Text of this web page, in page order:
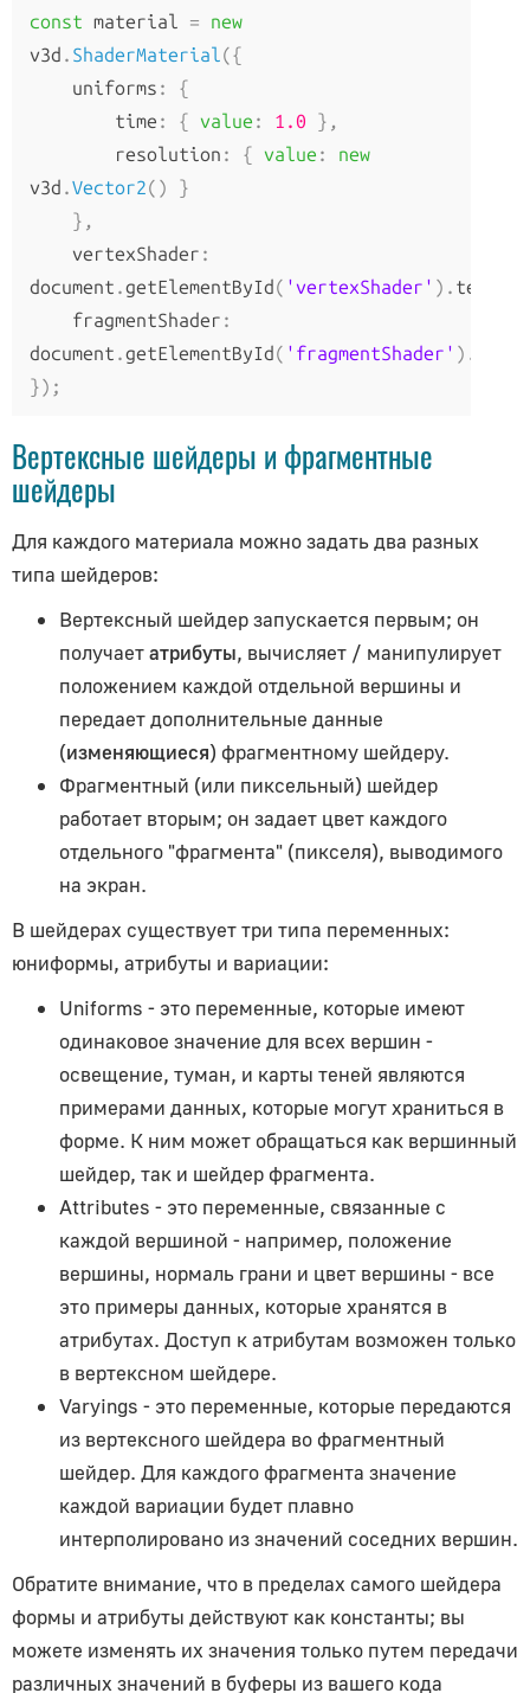
IcosahedronGeometry
LatheGeometry
PlaneGeometry
PolyhedronGeometry
RingGeometry
ShapeGeometry
SphereGeometry
TeapotGeometry
TextGeometry
TorusGeometry
TubeGeometry
WireframeGeometry
Загрузчики
AudioLoader
Cache
CompressedTextureLoader
DataTextureLoader
DefaultLoadingManager
FileLoader
ImageBitmapLoader
ImageLoader
GLTFLoader
Loader
LoaderUtils
TextureLoader
TTFLoader
Камеры
ArrayCamera
Camera
CubeCamera
OrthographicCamera
PerspectiveCamera
Константы
Animation
Cameras
Core
Lights
Materials
Renderer
Textures
Контролы
Controls
const material = new
v3d . ShaderMaterial({
    uniforms
:
{
        time
: { value : 1.0 },
        resolution
: { value :
new
v3d .Vector2()
}
},
    vertexShader
:
document .getElementById( 'vertexShader' ).
    fragmentShader
:
document .getElementById( 'fragmentShader' ).
});
Вертексные шейдеры и фрагментные
шейдеры
Для каждого материала можно задать два разных
типа шейдеров:
Вертексный шейдер запускается первым; он
получаетатрибуты, вычисляет / манипулирует
положением каждой отдельной вершины и
передает дополнительные данные
(изменяющиеся) фрагментному шейдеру.
Фрагментный (или пиксельный) шейдер
работает вторым; он задает цвет каждого
отдельного "фрагмента" (пикселя), выводимого
на экран.
В шейдерах существует три типа переменных:
юниформы, атрибуты и вариации:
Uniforms - это переменные, которые имеют
одинаковое значение для всех вершин -
освещение, туман, и карты теней являются
примерами данных, которые могут храниться в
форме. К ним может обращаться как вершинный
шейдер, так и шейдер фрагмента.
Attributes - это переменные, связанные с
каждой вершиной - например, положение
вершины, нормаль грани и цвет вершины - все
это примеры данных, которые хранятся в
атрибутах. Доступ к атрибутам возможен только
в вертексном шейдере.
Varyings - это переменные, которые передаются
из вертексного шейдера во фрагментный
шейдер. Для каждого фрагмента значение
каждой вариации будет плавно
интерполировано из значений соседних вершин.
Обратите внимание, что в пределах самого шейдера
формы и атрибуты действуют как константы; вы
можете изменять их значения только путем передачи
различных значений в буферы из вашего кода